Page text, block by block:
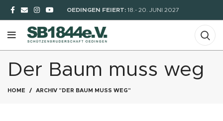
OEDINGEN FEIERT: 18.- 20. JUNI 2027
Der Baum muss weg
HOME ARCHIV "DER BAUM MUSS WEG"